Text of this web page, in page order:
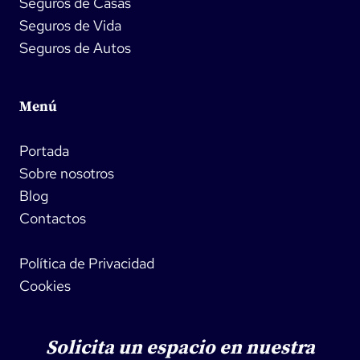
Seguros de Vida
Seguros de Autos
Menú
Portada
Sobre nosotros
Blog
Contactos
Política de Privacidad
Cookies
Solicita un espacio en nuestra